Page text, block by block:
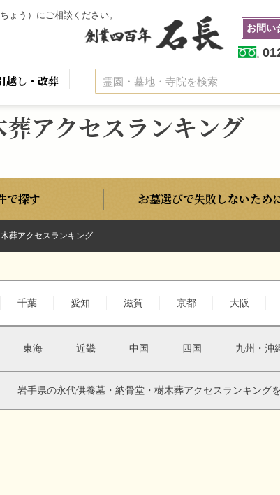
ょう）にご相談ください。
越し・改葬
お問い
アクセスランキング
で探す お墓選びで失敗しないため
葬アクセスランキング
千葉 愛知 滋賀 京都 大阪
東海 近畿 中国 四国 九州・沖
岩手県の永代供養墓・納骨堂・樹木葬アクセスランキング